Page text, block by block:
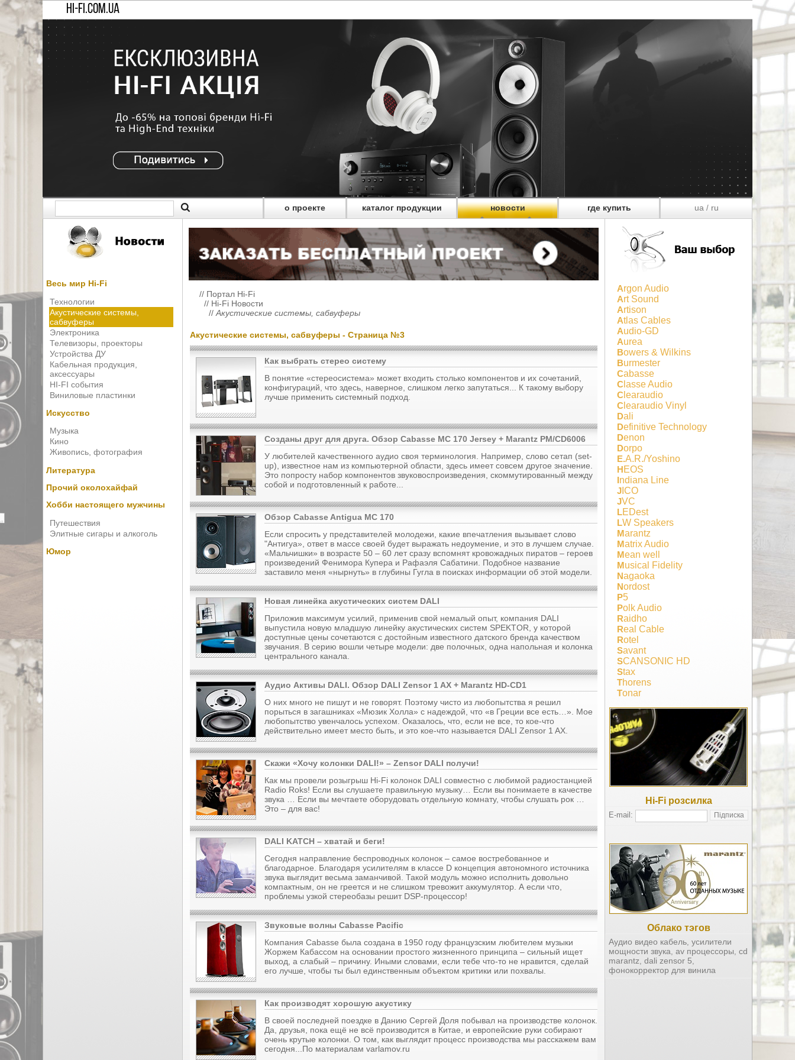
HI-FI.COM.UA
о проекте каталог продукции новости где купить ua/ ru
Весь мир Hi-Fi
Технологии
Акустические системы,
сабвуферы
Электроника
Телевизоры, проекторы
Устройства ДУ
Кабельная продукция,
аксессуары
HI-FI события
Виниловые пластинки
Искусство
Музыка
Кино
Живопись, фотография
Литература
Прочий околохайфай
Хобби настоящего мужчины
Путешествия
Элитные сигары и алкоголь
Юмор
// Портал Hi-Fi
// Hi-Fi Новости
// Акустические системы, сабвуферы
Акустические системы, сабвуферы - Страница №3
Как выбрать стерео систему
В понятие «стереосистема» может входить столько компонентов и их сочетаний,
конфигураций, что здесь, наверное, слишком легко запутаться... К такому выбору
лучше применить системный подход.
Созданы друг для друга. Обзор Cabasse MC 170 Jersey + Marantz PM/CD6006
У любителей качественного аудио своя терминология. Например, слово сетап (set-
up), известное нам из компьютерной области, здесь имеет совсем другое значение.
Это попросту набор компонентов звуковоспроизведения, скоммутированный между
собой и подготовленный к работе...
Обзор Cabasse Antigua МС 170
Если спросить у представителей молодежи, какие впечатления вызывает слово
"Антигуа», ответ в массе своей будет выражать недоумение, и это в лучшем случае.
«Мальчишки» в возрасте 50 – 60 лет сразу вспомнят кровожадных пиратов – героев
произведений Фенимора Купера и Рафаэля Сабатини. Подобное название
заставило меня «нырнуть» в глубины Гугла в поисках информации об этой модели.
Новая линейка акустических систем DALI
Приложив максимум усилий, применив свой немалый опыт, компания DALI
выпустила новую младшую линейку акустических систем SPEKTOR, у которой
доступные цены сочетаются с достойным известного датского бренда качеством
звучания. В серию вошли четыре модели: две полочных, одна напольная и колонка
центрального канала.
Аудио Активы DALI. Обзор DALI Zensor 1 AX + Marantz HD-CD1
О них много не пишут и не говорят. Поэтому чисто из любопытства я решил
порыться в загашниках «Мюзик Холла» с надеждой, что «в Греции все есть…». Мое
любопытство увенчалось успехом. Оказалось, что, если не все, то кое-что
действительно имеет место быть, и это кое-что называется DALI Zensor 1 AX.
Скажи «Хочу колонки DALI!» – Zensor DALI получи!
Как мы провели розыгрыш Hi-Fi колонок DALI совместно с любимой радиостанцией
Radio Roks! Если вы слушаете правильную музыку… Если вы понимаете в качестве
звука … Если вы мечтаете оборудовать отдельную комнату, чтобы слушать рок …
Это – для вас!
DALI KATCH – хватай и беги!
Сегодня направление беспроводных колонок – самое востребованное и
благодарное. Благодаря усилителям в классе D концепция автономного источника
звука выглядит весьма заманчивой. Такой модуль можно исполнить довольно
компактным, он не греется и не слишком тревожит аккумулятор. А если что,
проблемы узкой стереобазы решит DSP-процессор!
Звуковые волны Cabasse Pacific
Компания Cabasse была создана в 1950 году французским любителем музыки
Жоржем Кабассом на основании простого жизненного принципа – сильный ищет
выход, а слабый – причину. Иными словами, если тебе что-то не нравится, сделай
его лучше, чтобы ты был единственным объектом критики или похвалы.
Как производят хорошую акустику
В своей последней поездке в Данию Сергей Доля побывал на производстве колонок.
Да, друзья, пока ещё не всё производится в Китае, и европейские руки собирают
очень крутые колонки. О том, как выглядит процесс производства мы расскажем вам
сегодня...По материалам varlamov.ru
Argon Audio
Art Sound
Artison
Atlas Cables
Audio-GD
Aurea
Bowers & Wilkins
Burmester
Cabasse
Classe Audio
Clearaudio
Clearaudio Vinyl
Dali
Definitive Technology
Denon
Dorpo
E.A.R./Yoshino
HEOS
Indiana Line
JICO
JVC
LEDest
LW Speakers
Marantz
Matrix Audio
Mean well
Musical Fidelity
Nagaoka
Nordost
P5
Polk Audio
Raidho
Real Cable
Rotel
Savant
SCANSONIC HD
Stax
Thorens
Tonar
Hi-Fi розсилка
E-mail:
Облако тэгов
Аудио видео кабель усилители
мощности звука av процессоры cd
marantz dali zensor 5
фонокорректор для винила